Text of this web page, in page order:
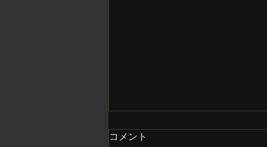
コメント